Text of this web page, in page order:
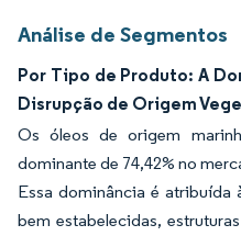
Análise de Segmentos
Por Tipo de Produto: A
Disrupção de Origem
Os óleos de origem
dominante de 74,42% no
Essa dominância é atribuída
bem estabelecidas,